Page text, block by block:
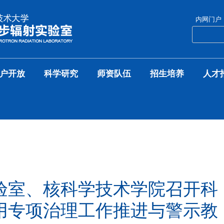
内网门户
开放 科学研究 师资队伍 招生培养 人才
室、核科学技术学院召开科
专项治理工作推进与警示教